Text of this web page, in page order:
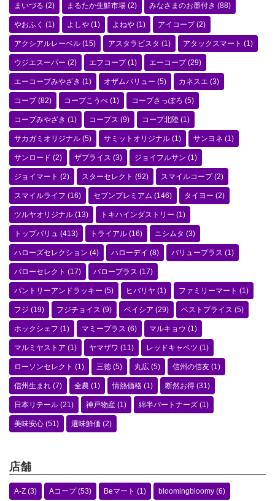
まいづる (2) まるたか生鮮市場 (2) みなさまのお墨付き (88)
やおふく (1) よしや (1) よねや (1) アイコープ(2)
アクシアルレーベル (15) アスタラビスタ (1) アタックスマート (1)
ウジエスーパー (2) エフコープ(1) エーコープ(29)
エーコープみやざき (1) オザムバリュー (5) カネスエ (3)
コープ(82) コープこうべ (1) コープさっぽろ (5)
コープみやざき (1) コープス (9) コープ北陸 (1)
サカガミオリジナル (5) サミットオリジナル (1) サンヨネ (1)
サンロード (2) ザプライス (3) ジョイフルサン (1)
ジョイマート (2) スターセレクト (92) スマイルコープ(2)
スマイルライフ (16) セブンプレミアム (146) タイヨー (2)
ツルヤオリジナル (13) トキハインダストリー (1)
トップバリュ (413) トライアル (16) ニシムタ (3)
ハローズセレクション (4) ハローデイ (8) バリュープラス (1)
バローセレクト (17) バロープラス (17)
パントリーアンドラッキー (5) ヒバリヤ (1) ファミリーマート (1)
フジ (19) フジチョイス (9) ベイシア (29) ベストプライス (5)
ホックシェフ (1) マミープラス (6) マルキョウ (1)
マルミヤストア (1) ヤマザワ (11) レッドキャベツ (1)
ローソンセレクト (1) 三徳 (5) 丸広 (5) 信州の信友 (1)
信州生まれ (7) 全農 (1) 情熱価格 (1) 断然お得 (31)
日本リテール (21) 神戸物産 (1) 綿半パートナーズ (1)
美味安心 (51) 選味鮮価 (2)
店舗
A-Z (3) Aコープ(53) Beマート (1) bloomingbloomy (6)